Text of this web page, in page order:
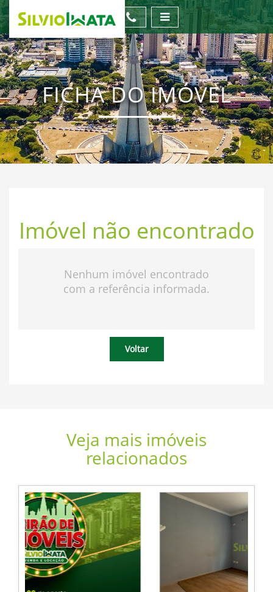
FICHA DO IMÓVEL
Imóvel não encontrado
Nenhum imóvel encontrado
com a referência informada.
Voltar
Veja mais imóveis
relacionados